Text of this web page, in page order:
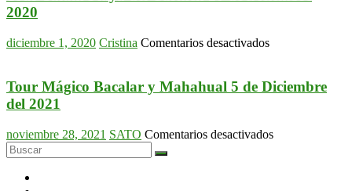
en
de
2022
2020
diciembre 1, 2020 Cristina Comentarios desactivadosen
Playa
de
Tour Mágico Bacalar y Mahahual 5 de Diciembre
del 2021
noviembre 28, 2021 SATO Comentarios desactivadosen